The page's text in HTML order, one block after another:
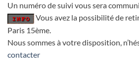
Un numéro de suivi vous sera
Vous avez la possibilité de
Paris 15ème.
Nous sommes à votre disposition,
contacter